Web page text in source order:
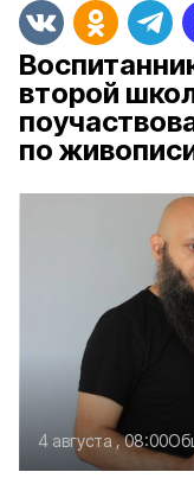
второй
по
4 августа , 08:00